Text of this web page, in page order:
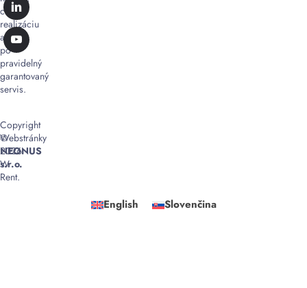
cez
realizáciu
až
po
pravidelný
garantovaný
servis.
Copyright
©
2026
W
Rent.
Webstránky
NEONUS
s.r.o.
English Slovenčina